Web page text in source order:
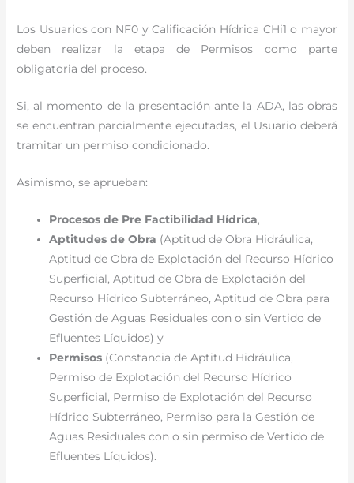
Los Usuarios con NF0 y Calificación Hídrica CHi1 o mayor
deben realizar la etapa de Permisos como parte
obligatoria del proceso.
Si, al momento de la presentación ante la ADA, las obras
se encuentran parcialmente ejecutadas, el Usuario deberá
tramitar un permiso condicionado.
Asimismo, se aprueban:
Procesos de Pre Factibilidad Hídrica,
Aptitudes de Obra (Aptitud de Obra Hidráulica,
Aptitud de Obra de Explotación del Recurso Hídrico
Superficial, Aptitud de Obra de Explotación del
Recurso Hídrico Subterráneo, Aptitud de Obra para
Gestión de Aguas Residuales con o sin Vertido de
Efluentes Líquidos) y
Permisos (Constancia de Aptitud Hidráulica,
Permiso de Explotación del Recurso Hídrico
Superficial, Permiso de Explotación del Recurso
Hídrico Subterráneo, Permiso para la Gestión de
Aguas Residuales con o sin permiso de Vertido de
Efluentes Líquidos).